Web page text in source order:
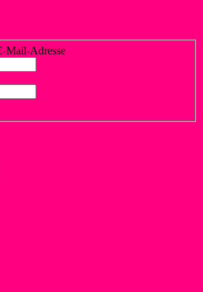
Mail-Adresse